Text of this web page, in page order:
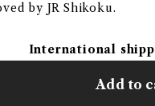
by JR Shikoku.
International
Add to